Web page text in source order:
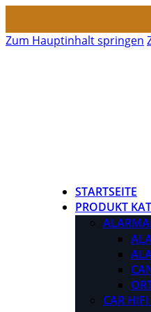
Zum Hauptinhalt springen
STARTSEITE
PRODUKT
CAR